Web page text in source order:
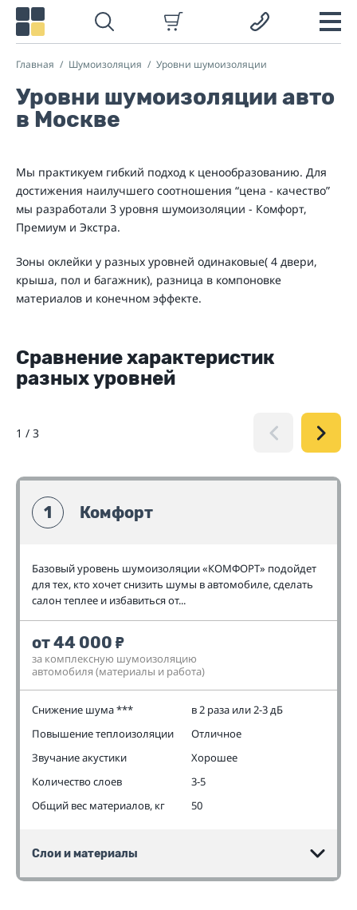
Главная Шумоизоляция Уровни шумоизоляции
Уровни шумоизоляции авто
в Москве
Мы практикуем гибкий подход к ценообразованию. Для
достижения наилучшего соотношения “цена - качество”
мы разработали 3 уровня шумоизоляции - Комфорт,
Премиум и Экстра.
Зоны оклейки у разных уровней одинаковые( 4 двери,
крыша, пол и багажник), разница в компоновке
материалов и конечном эффекте.
Сравнение характеристик
разных уровней
1 / 3
1 Комфорт
Базовый уровень шумоизоляции «КОМФОРТ» подойдет
для тех, кто хочет снизить шумы в автомобиле, сделать
салон теплее и избавиться от...
от 44 000 ₽
за комплексную шумоизоляцию
автомобиля (материалы и работа)
Снижение шума ***
в 2 раза или 2-3 дБ
Повышение теплоизоляции
Отличное
Звучание акустики
Хорошее
Количество слоев
3-5
Общий вес материалов, кг
50
Слои и материалы